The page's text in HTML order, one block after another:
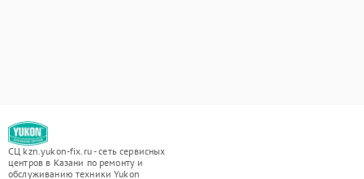
СЦ kzn.yukon-fix.ru - сеть сервисных
центров в Казани по ремонту и
обслуживанию техники Yukon